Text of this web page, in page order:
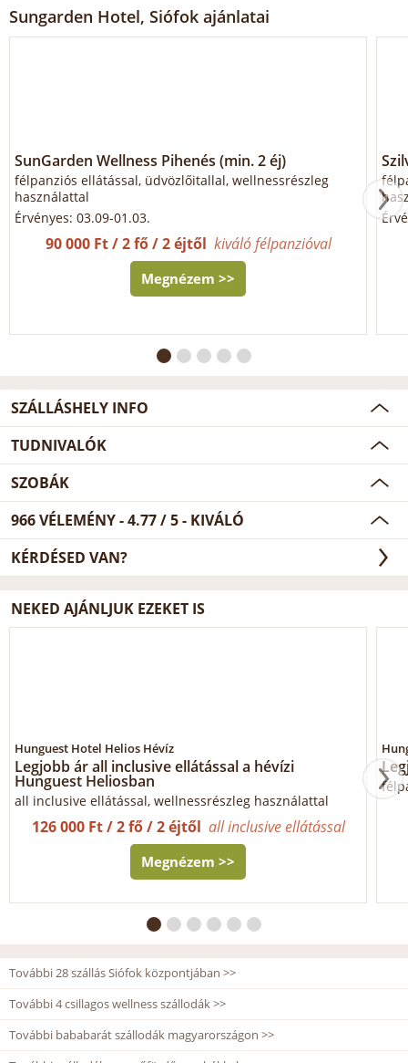
Sungarden Hotel, Siófok ajánlatai
SunGarden Wellness Pihenés (min. 2 éj)
félpanziós ellátással, üdvözlőitallal, wellnessrészleg
használattal
Érvényes: 03.09-01.03.
90 000 Ft / 2 fő / 2 éjtől kiváló félpanzióval
Megnézem >>
SZÁLLÁSHELY INFO
TUDNIVALÓK
SZOBÁK
966VÉLEMÉNY -4.77/5- KIVÁLÓ
KÉRDÉSED VAN?
NEKED AJÁNLJUK EZEKET IS
Hunguest Hotel Helios Hévíz
Legjobb ár all inclusive ellátással a hévízi
Hunguest Heliosban
all inclusive ellátással, wellnessrészleg használattal
126 000 Ft / 2 fő / 2 éjtől all inclusive ellátással
Megnézem >>
További 28 szállás Siófok központjában >>
További 4 csillagos wellness szállodák >>
További bababarát szállodák magyarországon >>